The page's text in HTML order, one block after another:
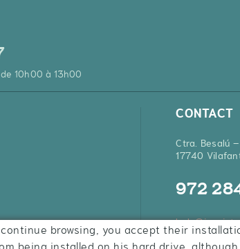
10h00 à 13h00
CONTACT
Ctra. Besalú
17740
972
browsing, you accept their